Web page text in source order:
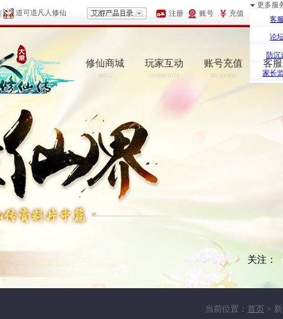
道可道凡人修仙 注册 账号 充值
更多服
客服
论
防沉
家长
修仙商城
MALL
玩家互动
COMMUNITY
账号充值
RECHARGE
客
关注：
当前位置： 首页 >